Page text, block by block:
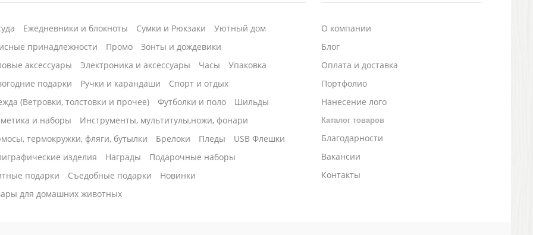
О компании
Блог
Оплата и доставка
Портфолио
Нанесение лого
Каталог товаров
Благодарности
Вакансии
Контакты
Ежедневники и блокноты Сумки и Рюкзаки
Уютный дом
принадлежности
Промо
Зонты и дождевики
аксессуары
Электроника и аксессуары Часы
Упаковка
подарки
Ручки и карандаши
Спорт и отдых
(Ветровки, толстовки и прочее)
Футболки и поло
Шильды
и наборы
Инструменты, мультитулы,ножи, фонари
термокружки, фляги, бутылки
Брелоки Пледы
USB Флешки
изделия
Награды
Подарочные наборы
подарки
Cъедобные подарки
Новинки
для домашних животных